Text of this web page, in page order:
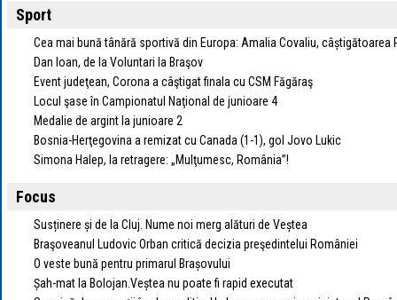
Sport
Cea mai bună tânără sportivă din Europa: Amalia Covaliu, câștigătoarea
Dan Ioan, de la Voluntari la Braşov
Event judeţean, Corona a câştigat finala cu CSM Făgăraş
Locul şase în Campionatul Naţional de junioare 4
Medalie de argint la junioare 2
Bosnia-Herţegovina a remizat cu Canada (1-1), gol Jovo Lukic
Simona Halep, la retragere: „Mulţumesc, România”!
Focus
Susținere și de la Cluj. Nume noi merg alături de Veștea
Braşoveanul Ludovic Orban critică decizia preşedintelui României
O veste bună pentru primarul Brașovului
Șah-mat la Bolojan.Veștea nu poate fi rapid executat